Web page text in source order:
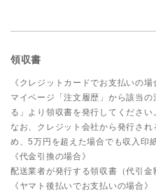
領収書
《クレジットカードでお支払いの場
マイページ「注文履歴」から該当
る」より領収書を発行してください
なお、クレジット会社から発行さ
め、5万円を超えた場合でも収入印
《代金引換の場合》
配送業者が発行する領収書（代引金
《ヤマト後払いでお支払いの場合》